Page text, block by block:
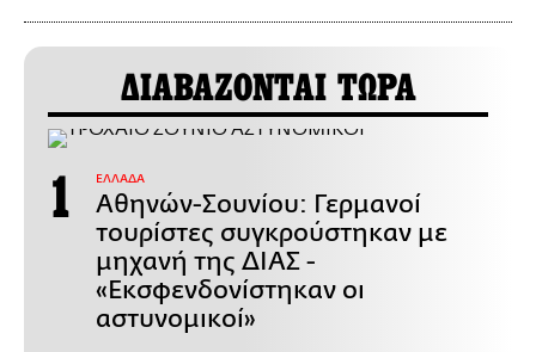
ΔΙΑΒΑΖΟΝΤΑΙ ΤΩΡΑ
ΕΛΛΑΔΑ
Αθηνών-Σουνίου: Γερμανοί
τουρίστες συγκρούστηκαν με
μηχανή της ΔΙΑΣ -
«Εκσφενδονίστηκαν οι
αστυνομικοί»